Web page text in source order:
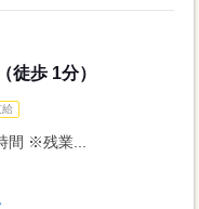
徒歩 1分）
給
間 ※残業...